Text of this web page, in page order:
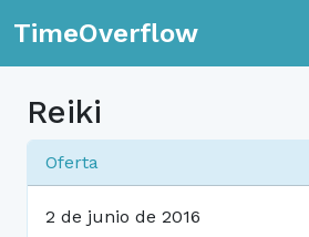
TimeOverflow
Reiki
Oferta
2 de junio de 2016